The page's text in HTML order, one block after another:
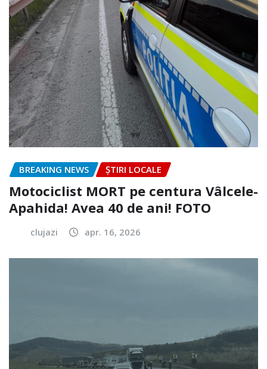
BREAKING NEWS ȘTIRI LOCALE
Motociclist MORT pe centura Vâlcele-
Apahida! Avea 40 de ani! FOTO
clujazi apr. 16, 2026